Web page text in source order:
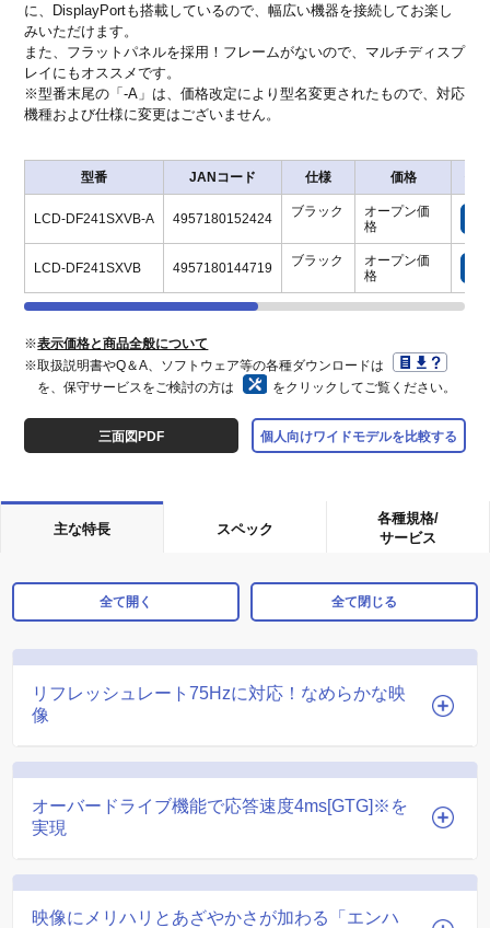
に、DisplayPortも搭載しているので、幅広い機器を接続してお楽し
みいただけます。
また、フラットパネルを採用！フレームがないので、マルチディスプ
レイにもオススメです。
※型番末尾の「-A」は、価格改定により型名変更されたもので、対応
機種および仕様に変更はございません。
型番 JANコード 仕様 価格
LCD-DF241SXVB-A 4957180152424 ブラック
オープン価
格
LCD-DF241SXVB 4957180144719 ブラック
オープン価
格
※表示価格と商品全般について
※取扱説明書やQ＆A、ソフトウェア等の各種ダウンロードは
を、保守サービスをご検討の方は
をクリックしてご覧ください。
三面図PDF 個人向けワイドモデルを比較する
主な特長 スペック
各種規格/
サービス
全て開く 全て閉じる
リフレッシュレート75Hzに対応！なめらかな映
像
オーバードライブ機能で応答速度4ms[GTG]※を
実現
映像にメリハリとあざやかさが加わる「エンハ